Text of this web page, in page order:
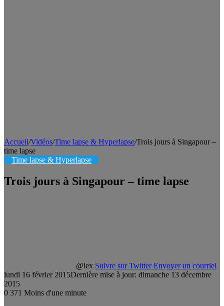
Accueil/Vidéos/Time lapse & Hyperlapse/Trois jours à Singapour –
time lapse
Time lapse & Hyperlapse
Trois jours à Singapour – time lapse
@lex Suivre sur Twitter Envoyer un courriel
lundi 16 février 2015Dernière mise à jour: dimanche 13 décembre
2015
0 371 Moins d'une minute